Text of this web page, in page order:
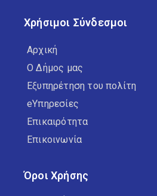
Χρήσιμοι Σύνδεσμοι
Αρχική
Ο Δήμος μας
Εξυπηρέτηση του πολίτη
eΥπηρεσίες
Επικαιρότητα
Επικοινωνία
Όροι Χρήσης